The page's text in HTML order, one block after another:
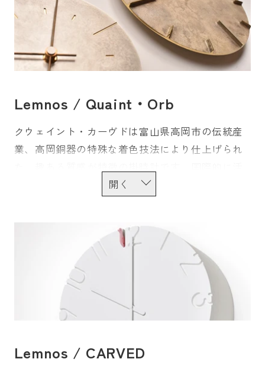
Lemnos / Quaint・Orb
クウェイント・カーヴドは富山県高岡市の伝統産
業、高岡銅器の特殊な着色技法により仕上げられ
躍するプロダクトデザイナー、安積 伸の設計と、
Lemnos / CARVED